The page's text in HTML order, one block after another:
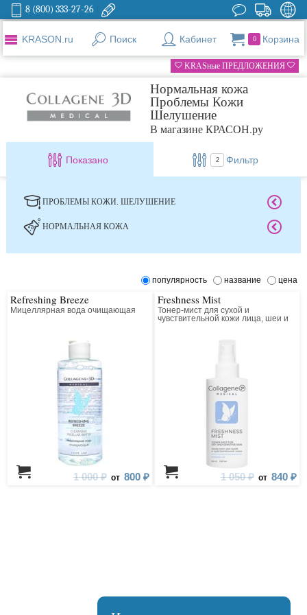
8 (800) 333-27-26
KRASON.ru Поиск Кабинет 0 Корзина
KRASные ПРЕДЛОЖЕНИЯ
Нормальная кожа
Проблемы Кожи
Шелушение
В магазине КРАСОН.ру
Показано 2 Фильтр
ПРОБЛЕМЫ КОЖИ. ШЕЛУШЕНИЕ
НОРМАЛЬНАЯ КОЖА
популярность название цена
Refreshing Breeze
Мицеллярная вода очищающая
1 000 ₽ от 800 ₽
Freshness Mist
Тонер-мист для сухой и
чувствительной кожи лица, шеи и
1 050 ₽ от 840 ₽